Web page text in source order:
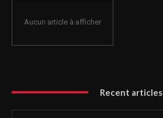
Aucun article à afficher
Recent articles